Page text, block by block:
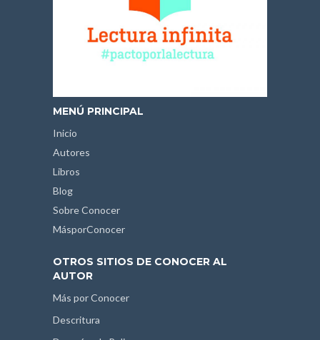
MENÚ PRINCIPAL
Inicio
Autores
Libros
Blog
Sobre Conocer
MásporConocer
OTROS SITIOS DE CONOCER AL
AUTOR
Más por Conocer
Descritura